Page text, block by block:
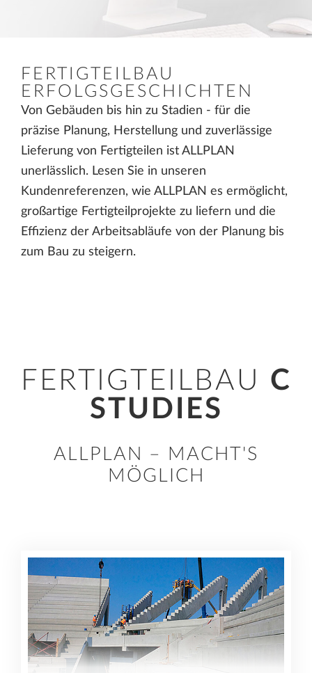
FERTIGTEILBAU
ERFOLGSGESCHICHTEN
Von Gebäuden bis hin zu Stadien - für die
präzise Planung, Herstellung und zuverlässige
Lieferung von Fertigteilen ist ALLPLAN
unerlässlich. Lesen Sie in unseren
Kundenreferenzen, wie ALLPLAN es ermöglicht,
großartige Fertigteilprojekte zu liefern und die
Effizienz der Arbeitsabläufe von der Planung bis
zum Bau zu steigern.
FERTIGTEILBAU
STUDIES
ALLPLAN – MACHT'S
MÖGLICH